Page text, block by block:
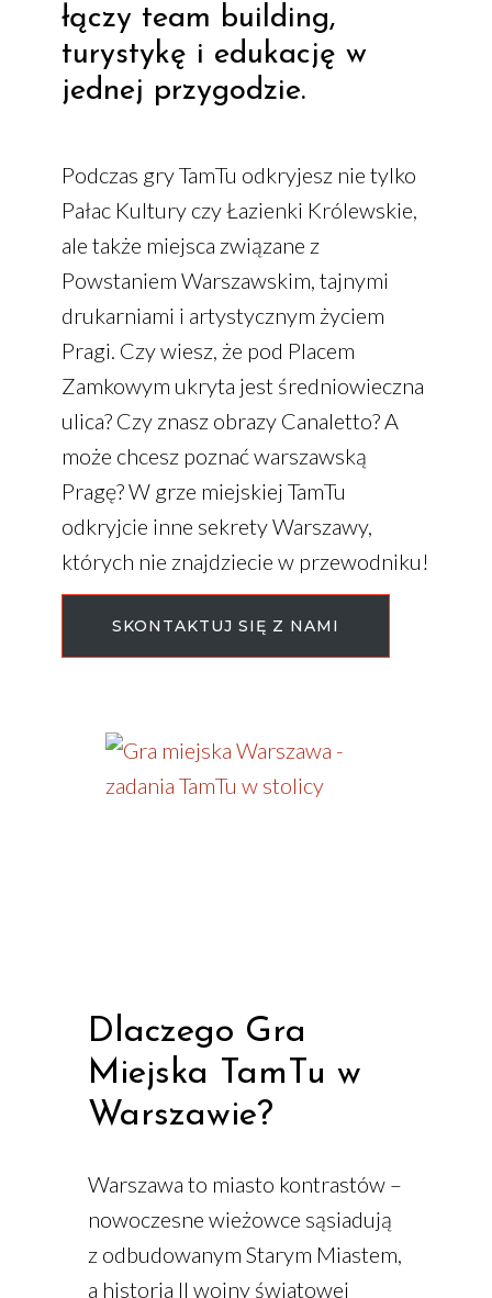
łączy team building,
turystykę i edukację w
jednej przygodzie.
Podczas gry TamTu odkryjesz nie tylko
Pałac Kultury czy Łazienki Królewskie,
ale także miejsca związane z
Powstaniem Warszawskim, tajnymi
drukarniami i artystycznym życiem
Pragi. Czy wiesz, że pod Placem
Zamkowym ukryta jest średniowieczna
ulica? Czy znasz obrazy Canaletto? A
może chcesz poznać warszawską
Pragę? W grze miejskiej TamTu
odkryjcie inne sekrety Warszawy,
których nie znajdziecie w przewodniku!
SKONTAKTUJ SIĘ Z NAMI
Dlaczego Gra
Miejska TamTu w
Warszawie?
Warszawa to miasto kontrastów –
nowoczesne wieżowce sąsiadują
z odbudowanym Starym Miastem,
a historia II wojny światowej